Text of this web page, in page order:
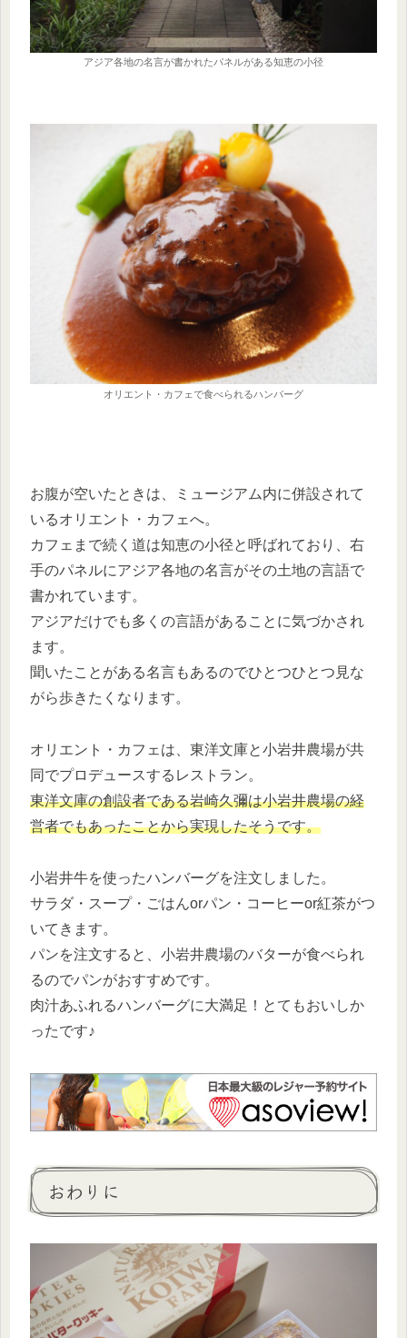
アジア各地の名言が書かれたパネルがある知恵の小径
オリエント・カフェで食べられるハンバーグ
お腹が空いたときは、ミュージアム内に併設されて
いるオリエント・カフェへ。
カフェまで続く道は知恵の小径と呼ばれており、右
手のパネルにアジア各地の名言がその土地の言語で
書かれています。
アジアだけでも多くの言語があることに気づかされ
ます。
聞いたことがある名言もあるのでひとつひとつ見な
がら歩きたくなります。
オリエント・カフェは、東洋文庫と小岩井農場が共
同でプロデュースするレストラン。
東洋文庫の創設者である岩崎久彌は小岩井農場の経
営者でもあったことから実現したそうです。
小岩井牛を使ったハンバーグを注文しました。
サラダ・スープ・ごはんorパン・コーヒーor紅茶がつ
いてきます。
パンを注文すると、小岩井農場のバターが食べられ
るのでパンがおすすめです。
肉汁あふれるハンバーグに大満足！とてもおいしか
ったです♪
おわりに